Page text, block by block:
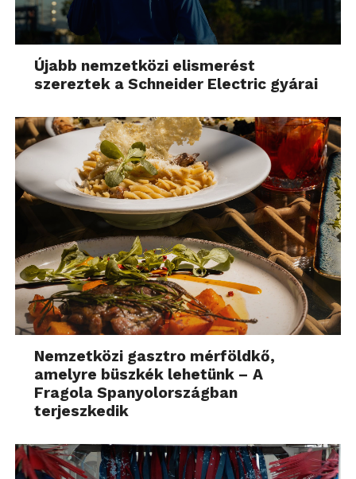
Újabb nemzetközi elismerést
szereztek a Schneider Electric gyárai
Nemzetközi gasztro mérföldkő,
amelyre büszkék lehetünk – A
Fragola Spanyolországban
terjeszkedik